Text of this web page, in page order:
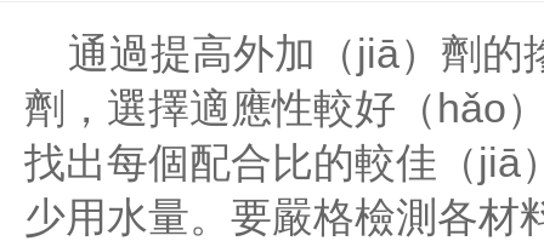
通過提高外加（jiā）劑的
劑，選擇適應性較好（hǎo
找出每個配合比的較佳（jiā
少用水量。要嚴格檢測各材